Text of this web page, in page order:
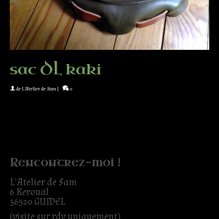
sac DL kaki
deL'Atelier de Sam | 0
Rencontrez-moi !
L’Atelier de Sam
6 Keroual
56520 GUIDEL